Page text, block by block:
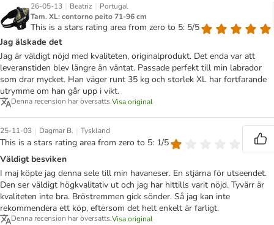
26-05-13 | Beatriz | Portugal
Tam. XL: contorno peito 71-96 cm
This is a stars rating area from zero to 5: 5/5
Jag älskade det
Jag är väldigt nöjd med kvaliteten, originalprodukt. Det enda var att
leveranstiden blev längre än väntat. Passade perfekt till min labrador
som drar mycket. Han väger runt 35 kg och storlek XL har fortfarande
utrymme om han går upp i vikt.
Denna recension har översatts.Visa original
25-11-03 | Dagmar B. | Tyskland
This is a stars rating area from zero to 5: 1/5
Väldigt besviken
I maj köpte jag denna sele till min havaneser. En stjärna för utseendet.
Den ser väldigt högkvalitativ ut och jag har hittills varit nöjd. Tyvärr är
kvaliteten inte bra. Bröstremmen gick sönder. Så jag kan inte
rekommendera ett köp, eftersom det helt enkelt är farligt.
Denna recension har översatts.Visa original